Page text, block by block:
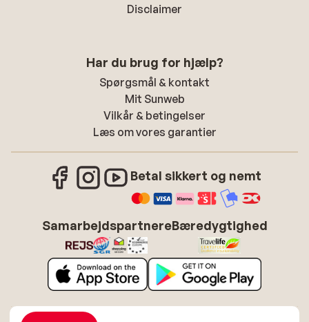
Disclaimer
Har du brug for hjælp?
Spørgsmål & kontakt
Mit Sunweb
Vilkår & betingelser
Læs om vores garantier
Betal sikkert og nemt
SamarbejdspartnereBæredygtighed